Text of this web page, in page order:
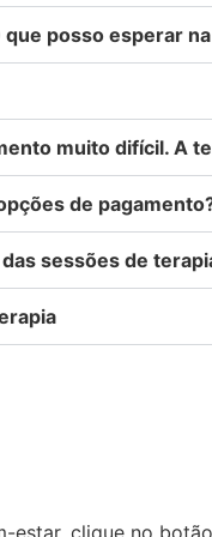
posso esperar
muito difícil. A
de
sessões de
estar. clique no